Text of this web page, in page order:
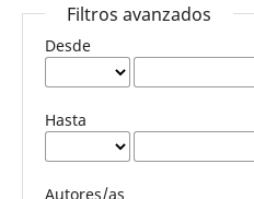
Filtros avanzados
Desde
Hasta
Autores/as